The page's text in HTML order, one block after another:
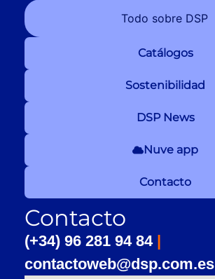
Todo sobre DSP
Catálogos
Sostenibilidad
DSP News
Nuve app
Contacto
Contacto
(+34) 96 281 94 84 |
contactoweb@dsp.com.es